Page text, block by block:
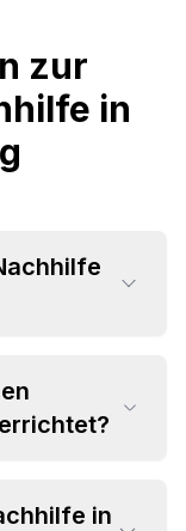
zur
in
in